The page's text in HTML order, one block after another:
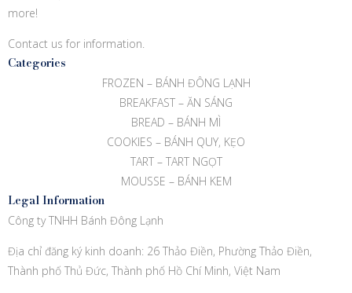
more!
Contact us for information.
Categories
FROZEN – BÁNH ĐÔNG LẠNH
BREAKFAST – ĂN SÁNG
BREAD – BÁNH MÌ
COOKIES – BÁNH QUY, KẸO
TART – TART NGỌT
MOUSSE – BÁNH KEM
Legal Information
Công ty TNHH Bánh Đông Lạnh
Địa chỉ đăng ký kinh doanh: 26 Thảo Điền, Phường Thảo Điền,
Thành phố Thủ Đức, Thành phố Hồ Chí Minh, Việt Nam